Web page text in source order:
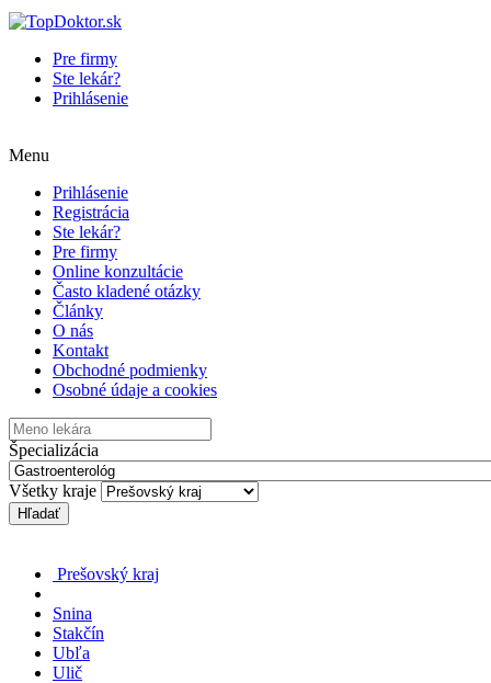
Pre firmy
Ste lekár?
Prihlásenie
Menu
Prihlásenie
Registrácia
Ste lekár?
Pre firmy
Online konzultácie
Často kladené otázky
Články
O nás
Kontakt
Obchodné podmienky
Osobné údaje a cookies
Špecializácia
Všetky kraje
Hľadať
Prešovský kraj
Snina
Stakčín
Ubľa
Ulič